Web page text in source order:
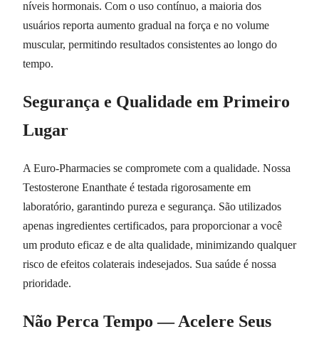
níveis hormonais. Com o uso contínuo, a maioria dos
usuários reporta aumento gradual na força e no volume
muscular, permitindo resultados consistentes ao longo do
tempo.
Segurança e Qualidade em Primeiro
Lugar
A Euro-Pharmacies se compromete com a qualidade. Nossa
Testosterone Enanthate é testada rigorosamente em
laboratório, garantindo pureza e segurança. São utilizados
apenas ingredientes certificados, para proporcionar a você
um produto eficaz e de alta qualidade, minimizando qualquer
risco de efeitos colaterais indesejados. Sua saúde é nossa
prioridade.
Não Perca Tempo — Acelere Seus